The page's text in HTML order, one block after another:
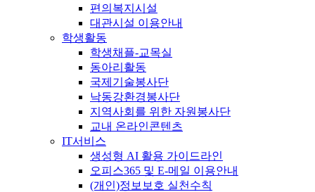
편의복지시설
대관시설 이용안내
학생활동
학생채플-교목실
동아리활동
국제기술봉사단
낙동강환경봉사단
지역사회를 위한 자원봉사단
교내 온라인콘텐츠
IT서비스
생성형 AI 활용 가이드라인
오피스365 및 E-메일 이용안내
(개인)정보보호 실천수칙